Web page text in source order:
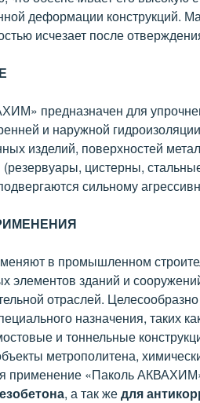
деформации конструкций.
исчезает после
предназначен для
и наружной
изделий, поверхностей
цистерны,
сильному
в промышленном
элементов зданий и
отраслей.
назначения, таких
и тоннельные
метрополитена,
применение «Паколь
, а так жедля